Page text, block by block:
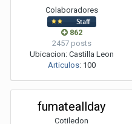
Colaboradores
862
2457 posts
Ubicacion: Castilla Leon
Articulos: 100
fumateallday
Cotiledon